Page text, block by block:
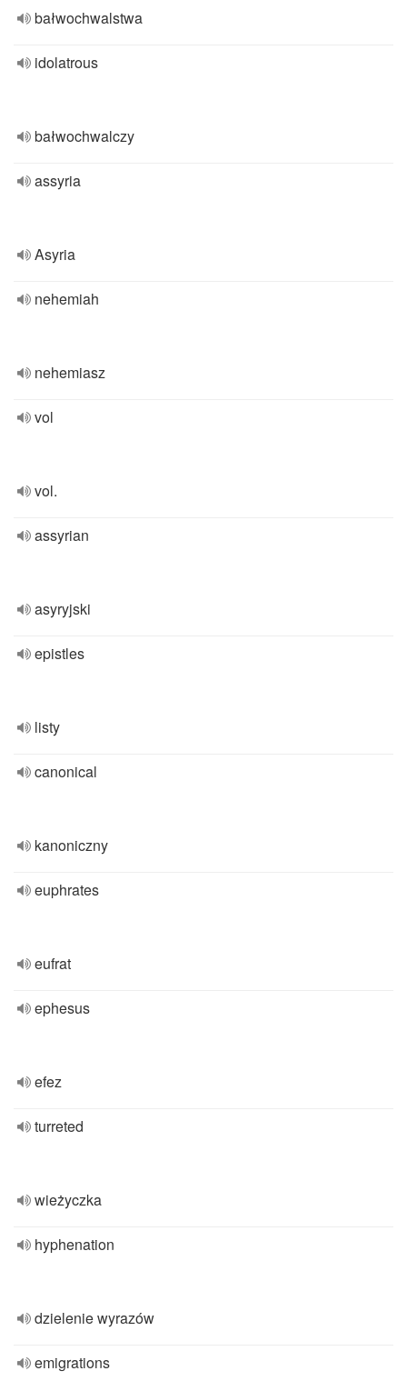
bałwochwalstwa
idolatrous
bałwochwalczy
assyria
Asyria
nehemiah
nehemiasz
vol
vol.
assyrian
asyryjski
epistles
listy
canonical
kanoniczny
euphrates
eufrat
ephesus
efez
turreted
wieżyczka
hyphenation
dzielenie wyrazów
emigrations